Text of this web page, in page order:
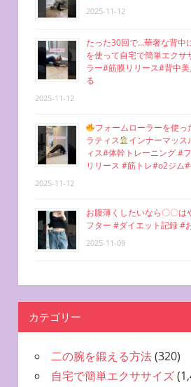
2025-11-12
たった30回で…華奢な背中
を使って自宅で簡単エクサ
ラー#筋膜リリース#背中
る
2025-11-12
フォームローラーを使っ
ラティス
インナーマッス
ィス#体幹トレーニング #
リリース #筋トレ#o2ジム
2025-11-12
お腹薄くしたいなら〇〇は
フター #ダイエット記録 #
2025-11-09
カテゴリー
二の腕を鍛える方法(320)
自宅で簡単エクササイズ